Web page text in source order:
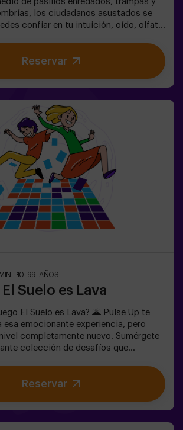
los ciudadanos asustados se
confiar en tu intuición, oído, olfato
🔦 El escondite en la
al juego tradicional, solo que se
oscuridad (con una luz de juego
encontrarás escondites, trampas,
y otros obstáculos. Las paredes
con diferentes recubrimientos para
y todo el juego se acompaña de
de sonido y luz. 🌌✅ Ideal para
| planes con amigos | adolescentes |
jugadores menores de 14 años o
acompañados por al menos de un
opción de que un monitor les
aventura, consúltanos las
juego no es un Escape Room y no es
Reservar
10-99 AÑOS
Suelo es Lava
El Suelo es Lava? 🌋 Pulse Up te
esa emocionante experiencia, pero
nivel completamente nuevo. Sumérgete
colección de desafíos que
para ajustarse a todos los niveles
juegos únicos que mantienen la
en equipo para superar
Reservar